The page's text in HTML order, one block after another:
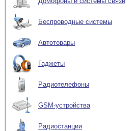
Беспроводные системы
Автотовары
Гаджеты
Радиотелефоны
GSM-устройства
Радиостанции